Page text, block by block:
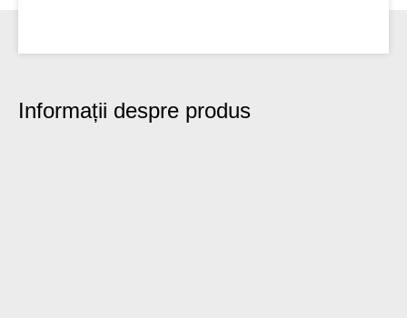
Informații despre produs